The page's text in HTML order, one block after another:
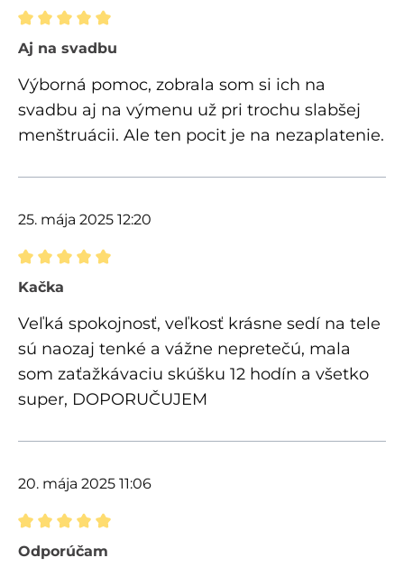
Recenzia s hodnotením 5 z 5 hviezdičiek
Aj na svadbu
Výborná pomoc, zobrala som si ich na
svadbu aj na výmenu už pri trochu slabšej
menštruácii. Ale ten pocit je na nezaplatenie.
25. mája 2025 12:20
Recenzia s hodnotením 5 z 5 hviezdičiek
Kačka
Veľká spokojnosť, veľkosť krásne sedí na tele
sú naozaj tenké a vážne nepretečú, mala
som zaťažkávaciu skúšku 12 hodín a všetko
super, DOPORUČUJEM
20. mája 2025 11:06
Recenzia s hodnotením 5 z 5 hviezdičiek
Odporúčam